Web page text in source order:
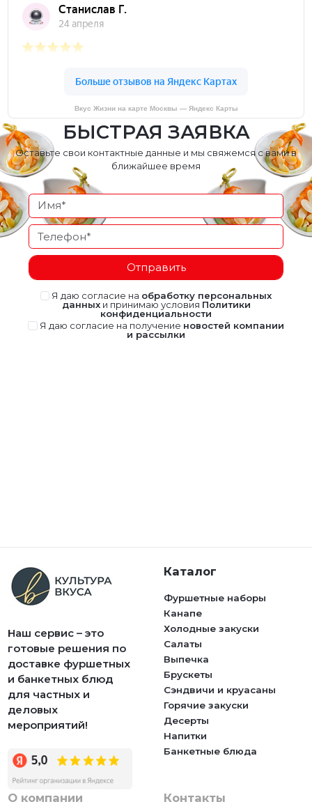
Вкус Жизни на карте Москвы — Яндекс Карты
БЫСТРАЯ ЗАЯВКА
Оставьте свои контактные данные и мы свяжемся с вами в
ближайшее время
Отправить
Я даю согласие на обработку персональных
данныхи принимаю условия Политики
конфиденциальности
Я даю согласие на получение новостей компании
и рассылки
Наш сервис – это
готовые решения по
доставке фуршетных
и банкетных блюд
для частных и
деловых
мероприятий!
Каталог
Фуршетные наборы
Канапе
Холодные закуски
Салаты
Выпечка
Брускеты
Сэндвичи и круасаны
Горячие закуски
Десерты
Напитки
Банкетные блюда
О компании Контакты